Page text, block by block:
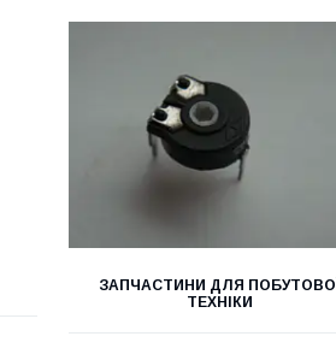
ЗАПЧАСТИНИ ДЛЯ ПОБУТОВОЇ
ТЕХНІКИ